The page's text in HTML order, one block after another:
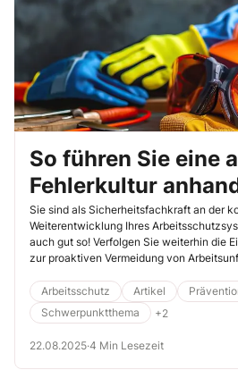
So führen Sie eine
Fehlerkultur
Berichtssystemen
Sie sind als Sicherheitsfachkraft an der
Weiterentwicklung Ihres
auch gut so! Verfolgen Sie weiterhin die
zur proaktiven Vermeidung von
arbeitsbedingte Unfälle und
sicherheitsrelevante Fehlhandlungen
etwa im Verhalten, in Abläufen oder bei
Arbeitsmitteln. Führen Sie hierzu ein
Arbeitsschutz Artikel
Schwerpunktthema
+2
22.08.2025·4 Min Lesezeit